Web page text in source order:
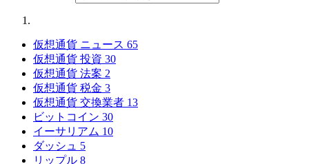
仮想通貨 ニュース 65
仮想通貨 投資 30
仮想通貨 法案 2
仮想通貨 税金 3
仮想通貨 交換業者 13
ビットコイン 30
イーサリアム 10
ダッシュ 5
リップル 8